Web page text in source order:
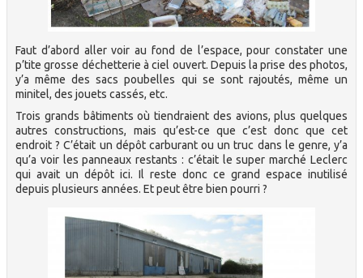
Faut d’abord aller voir au fond de l’espace, pour constater une
p’tite grosse déchetterie à ciel ouvert. Depuis la prise des photos,
y’a même des sacs poubelles qui se sont rajoutés, même un
minitel, des jouets cassés, etc.
Trois grands bâtiments où tiendraient des avions, plus quelques
autres constructions, mais qu’est-ce que c’est donc que cet
endroit ? C’était un dépôt carburant ou un truc dans le genre, y’a
qu’a voir les panneaux restants : c’était le super marché Leclerc
qui avait un dépôt ici. Il reste donc ce grand espace inutilisé
depuis plusieurs années. Et peut être bien pourri ?